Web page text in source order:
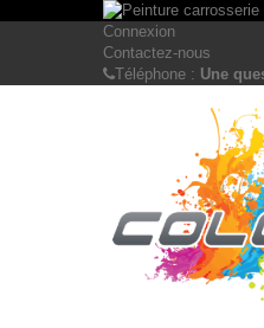
Connexion
Contactez-nous
Téléphone : Une